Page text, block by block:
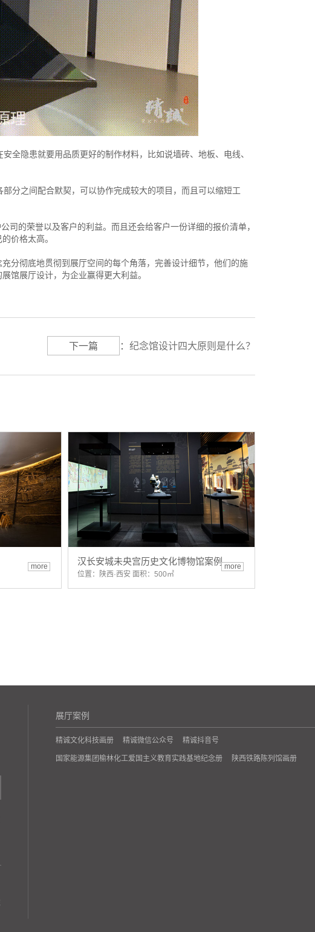
全隐患就要用品质更好的制作材料，比如说墙砖、地板、电线、
分之间配合默契，可以协作完成较大的项目，而且可以缩短工
司的荣誉以及客户的利益。而且还会给客户一份详细的报价清单，
价格太高。
分彻底地贯彻到展厅空间的每个角落，完善设计细节，他们的施
馆展厅设计，为企业赢得更大利益。
下一篇 ： 纪念馆设计四大原则是什么？
more 汉长安城未央宫历史文化博物馆案例
位置：陕西·西安 面积：500㎡
more
展厅案例
精诚文化科技画册 精诚微信公众号 精诚抖音号
国家能源集团榆林化工爱国主义教育实践基地纪念册 陕西铁路陈列馆画册